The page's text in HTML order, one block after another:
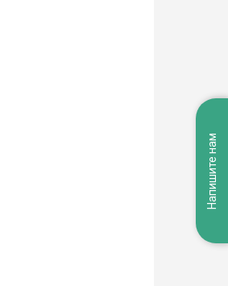
Напишите нам